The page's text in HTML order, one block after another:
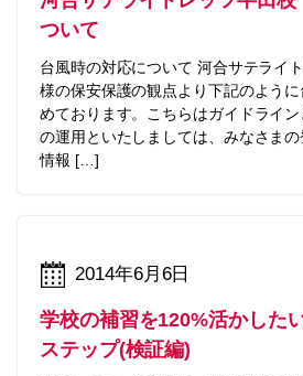
ついて
台風時の対応について 河合サテライ
様の保安保護の観点より下記のよう
めております。こちらはガイドライ
の運用といたしましては、みなさま
情報 […]
2014年6月6日
学校の補習を120%活かした
ステップ(検証編)